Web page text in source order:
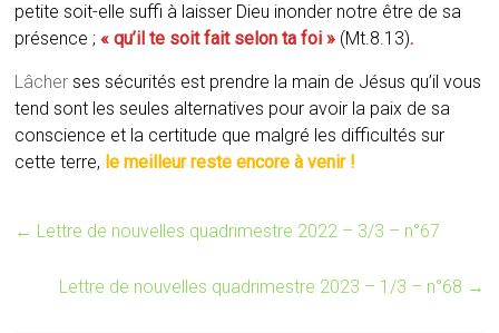
petite soit-elle suffi à laisser Dieu inonder notre être de sa
présence ; « qu’il te soit fait selon ta foi » (Mt.8.13).
Lâcher ses sécurités est prendre la main de Jésus qu’il vous
tend sont les seules alternatives pour avoir la paix de sa
conscience et la certitude que malgré les difficultés sur
cette terre, le meilleur reste encore à venir !
← Lettre de nouvelles quadrimestre 2022 – 3/3 – n°67
Lettre de nouvelles quadrimestre 2023 – 1/3 – n°68 →